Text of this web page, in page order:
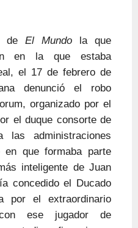
de El Mundo
la que
en la que estaba
el 17 de febrero de
denunció el robo
organizado por el
el duque consorte de
las administraciones
en que formaba parte
inteligente de Juan
concedido el Ducado
por el extraordinario
ese jugador de